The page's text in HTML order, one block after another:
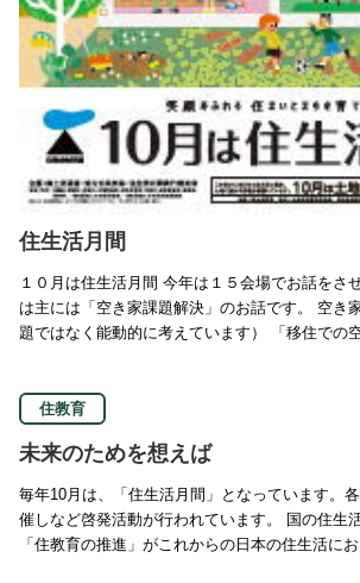
住生活月間
１０月は住生活月間 今年は１５会場でお話をさ
は主には「空き家課題解決」のお話です。 空き
題ではなく能動的に考えています） 「移住での
住教育
未来のためを想えば
毎年10月は、「住生活月間」となっています。
催しなど啓発活動が行われています。 国の住生
「住教育の推進」がこれからの日本の住生活に